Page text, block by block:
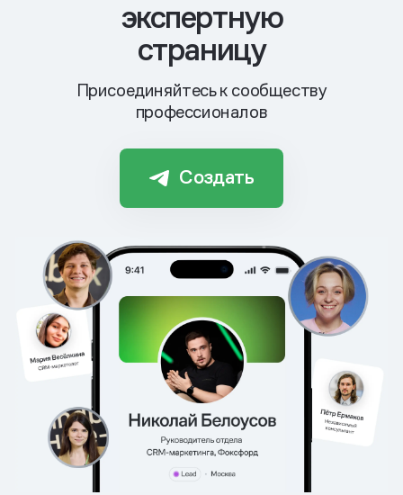
экспертную
страницу
Присоединяйтесь к сообществу
профессионалов
Создать